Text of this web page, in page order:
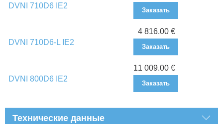
DVNI 710D6 IE2
Заказать
DVNI 710D6-L IE2
4 816.00 €
Заказать
DVNI 800D6 IE2
11 009.00 €
Заказать
Технические данные